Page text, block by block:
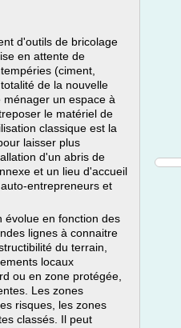
d'outils de bricolage
en attente de
(ciment,
de la nouvelle
un espace à
le matériel de
classique est la
laisser plus
d'un abris de
et un lieu d'accueil
entrepreneurs et
évolue en fonction des
lignes à connaitre
du terrain,
locaux
ou en zone protégée,
Les zones
risques, les zones
classés. Il peut